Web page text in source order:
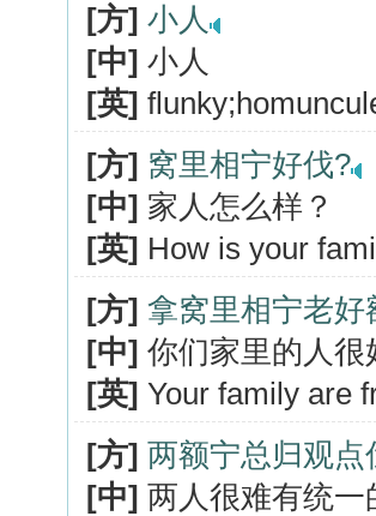
[方] 小人
[中] 小人
[英]
[方] 窝里相宁好伐?
[中] 家人怎么样？
[英] How is your
[方] 拿窝里相宁老好
[中] 你们家里的人很
[英] Your family are
[方] 两额宁总归观点
[中] 两人很难有统一